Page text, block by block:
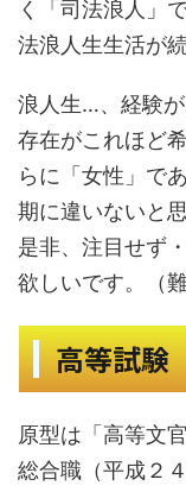
く「司法浪人」
法浪人生生活が続
浪人生…、経験
存在がこれほど
らに「女性」で
期に違いないと
是非、注目せず
欲しいです。（
高等試験
原型は「高等文
総合職（平成２